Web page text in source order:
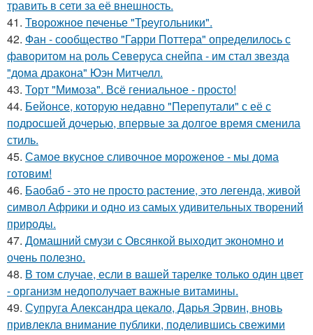
травить в сети за её внешность.
41. Творожное печенье "Треугольники".
42. Фан - сообщество "Гарри Поттера" определилось с
фаворитом на роль Северуса снейпа - им стал звезда
"дома дракона" Юэн Митчелл.
43. Торт "Мимоза". Всё гениальное - просто!
44. Бейонсе, которую недавно "Перепутали" с её с
подросшей дочерью, впервые за долгое время сменила
стиль.
45. Самое вкусное сливочное мороженое - мы дома
готовим!
46. Баобаб - это не просто растение, это легенда, живой
символ Африки и одно из самых удивительных творений
природы.
47. Домашний смузи с Овсянкой выходит экономно и
очень полезно.
48. В том случае, если в вашей тарелке только один цвет
- организм недополучает важные витамины.
49. Супруга Александра цекало, Дарья Эрвин, вновь
привлекла внимание публики, поделившись свежими